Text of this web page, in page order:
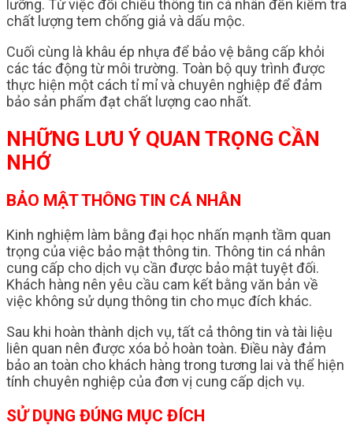
lưỡng. Từ việc đối chiếu thông tin cá nhân đến kiểm tra
chất lượng tem chống giả và dấu mộc.
Cuối cùng là khâu ép nhựa để bảo vệ bằng cấp khỏi
các tác động từ môi trường. Toàn bộ quy trình được
thực hiện một cách tỉ mỉ và chuyên nghiệp để đảm
bảo sản phẩm đạt chất lượng cao nhất.
NHỮNG LƯU Ý QUAN TRỌNG CẦN
NHỚ
BẢO MẬT THÔNG TIN CÁ NHÂN
Kinh nghiệm làm bằng đại học nhấn mạnh tầm quan
trọng của việc bảo mật thông tin. Thông tin cá nhân
cung cấp cho dịch vụ cần được bảo mật tuyệt đối.
Khách hàng nên yêu cầu cam kết bằng văn bản về
việc không sử dụng thông tin cho mục đích khác.
Sau khi hoàn thành dịch vụ, tất cả thông tin và tài liệu
liên quan nên được xóa bỏ hoàn toàn. Điều này đảm
bảo an toàn cho khách hàng trong tương lai và thể hiện
tính chuyên nghiệp của đơn vị cung cấp dịch vụ.
SỬ DỤNG ĐÚNG MỤC ĐÍCH